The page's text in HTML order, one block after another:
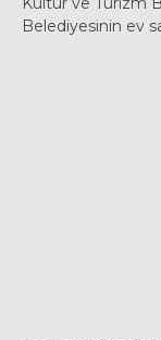
Belediyesinin ev